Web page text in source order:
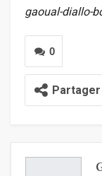
gaoual-diallo-
0
Partager